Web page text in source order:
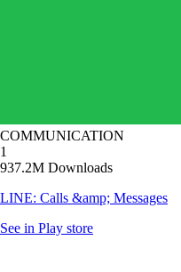
COMMUNICATION
1
937.2M Downloads
LINE: Calls &amp; Messages
See in Play store